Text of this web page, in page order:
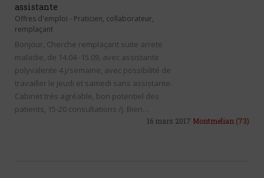
assistante
Offres d'emploi - Praticien, collaborateur,
remplaçant
Bonjour, Cherche remplaçant suite arrete
maladie, de 14.04 -15.09, avec assistante
polyvalente 4 j/semaine, avec possibilité de
travailler le jeudi et samedi sans assistante.
Cabinet trés agréable, bon potentiel des
patients, 15-20 consultations /j. Bien…
16 mars 2017 Montmelian (73)